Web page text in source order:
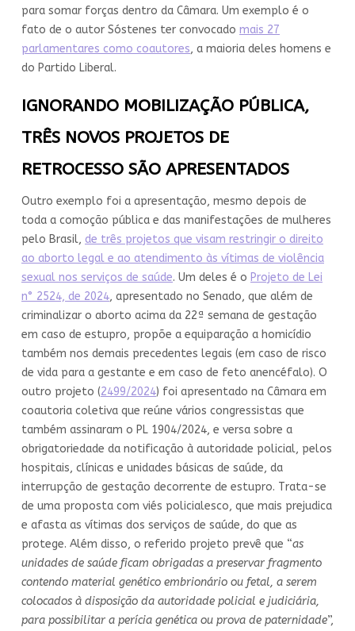
para somar forças dentro da Câmara. Um exemplo é o
fato de o autor Sóstenes ter convocado mais 27
parlamentares como coautores, a maioria deles homens e
do Partido Liberal.
IGNORANDO MOBILIZAÇÃO PÚBLICA,
TRÊS NOVOS PROJETOS DE
RETROCESSO SÃO APRESENTADOS
Outro exemplo foi a apresentação, mesmo depois de
toda a comoção pública e das manifestações de mulheres
pelo Brasil, de três projetos que visam restringir o direito
ao aborto legal e ao atendimento às vítimas de violência
sexual nos serviços de saúde. Um deles é o Projeto de Lei
n° 2524, de 2024, apresentado no Senado, que além de
criminalizar o aborto acima da 22ª semana de gestação
em caso de estupro, propõe a equiparação a homicídio
também nos demais precedentes legais (em caso de risco
de vida para a gestante e em caso de feto anencéfalo). O
outro projeto (2499/2024) foi apresentado na Câmara em
coautoria coletiva que reúne vários congressistas que
também assinaram o PL 1904/2024, e versa sobre a
obrigatoriedade da notificação à autoridade policial, pelos
hospitais, clínicas e unidades básicas de saúde, da
interrupção de gestação decorrente de estupro. Trata-se
de uma proposta com viés policialesco, que mais prejudica
e afasta as vítimas dos serviços de saúde, do que as
protege. Além disso, o referido projeto prevê que “as
unidades de saúde ficam obrigadas a preservar fragmento
contendo material genético embrionário ou fetal, a serem
colocados à disposição da autoridade policial e judiciária,
para possibilitar a perícia genética ou prova de paternidade”,